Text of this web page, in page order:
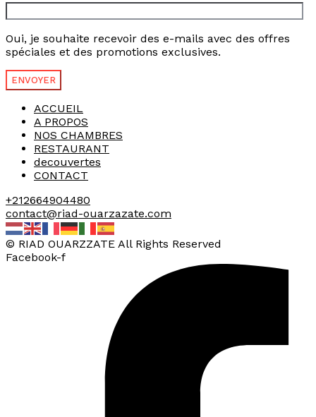
Oui, je souhaite recevoir des e-mails avec des offres
spéciales et des promotions exclusives.
ACCUEIL
A PROPOS
NOS CHAMBRES
RESTAURANT
decouvertes
CONTACT
+212664904480
contact@riad-ouarzazate.com
© RIAD OUARZZATE All Rights Reserved
Facebook-f